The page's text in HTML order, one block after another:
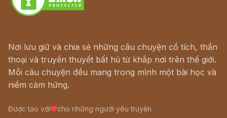
Nơi lưu giữ và chia sẻ những câu chuyện cổ tích, thần
thoại và truyền thuyết bất hủ từ khắp nơi trên thế giới.
Mỗi câu chuyện đều mang trong mình một bài học và
niềm cảm hứng.
Được tạo với cho những người yêu truyện